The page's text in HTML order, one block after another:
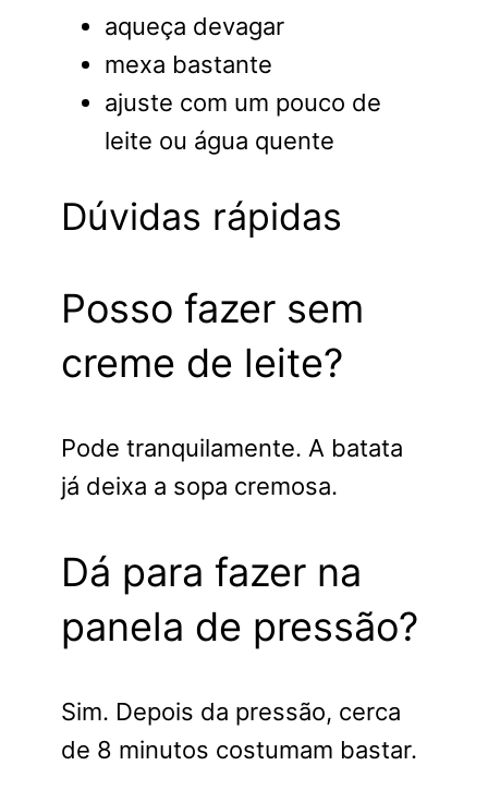
aqueça devagar
mexa bastante
ajuste com um pouco de
leite ou água quente
Dúvidas rápidas
Posso fazer sem
creme de leite?
Pode tranquilamente. A batata
já deixa a sopa cremosa.
Dá para fazer na
panela de pressão?
Sim. Depois da pressão, cerca
de 8 minutos costumam bastar.